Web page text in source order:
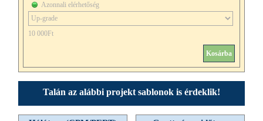
Azonnali elérhetőség
10 000Ft
Kosárba
Talán az alábbi projekt sablonok is érdeklik!